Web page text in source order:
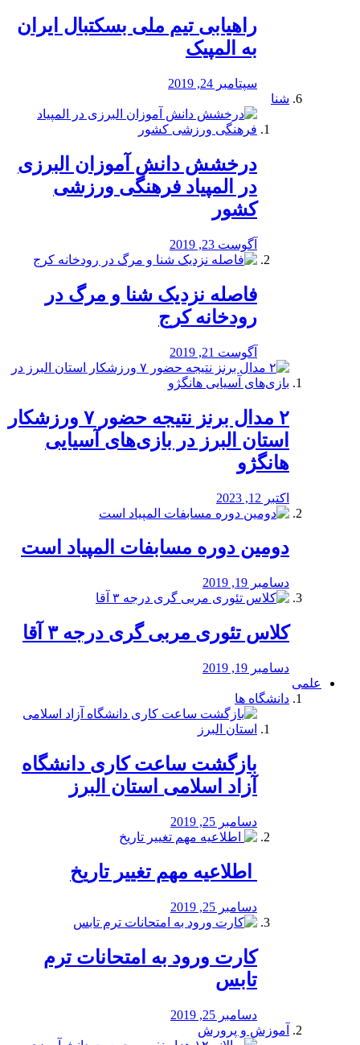
راهیابی تیم ملی بسکتبال ایران
به المپیک
سپتامبر 24, 2019
شنا
درخشش دانش آموزان البرزی
در المپیاد فرهنگی ورزشی
کشور
آگوست 23, 2019
️فاصله نزدیک شنا و مرگ در
رودخانه کرج
آگوست 21, 2019
۲ مدال برنز نتیجه حضور ۷ ورزشکار
استان البرز در بازی‌های آسیایی
هانگژو
اکتبر 12, 2023
دومین دوره مسابفات المپیاد است
دسامبر 19, 2019
کلاس تئوری مربی گری درجه ۳ آقا
دسامبر 19, 2019
علمی
دانشگاه ها
بازگشت ساعت کاری دانشگاه
آزاد اسلامی استان البرز
دسامبر 25, 2019
️ اطلاعیه مهم تغییر تاریخ
دسامبر 25, 2019
کارت ورود به امتحانات ترم
تابس
دسامبر 25, 2019
آموزش و پرورش